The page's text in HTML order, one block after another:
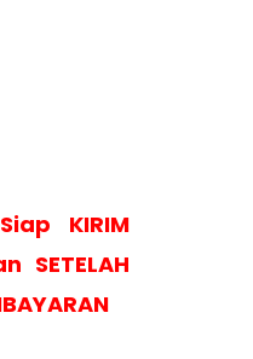
KIRIM
SETELAH